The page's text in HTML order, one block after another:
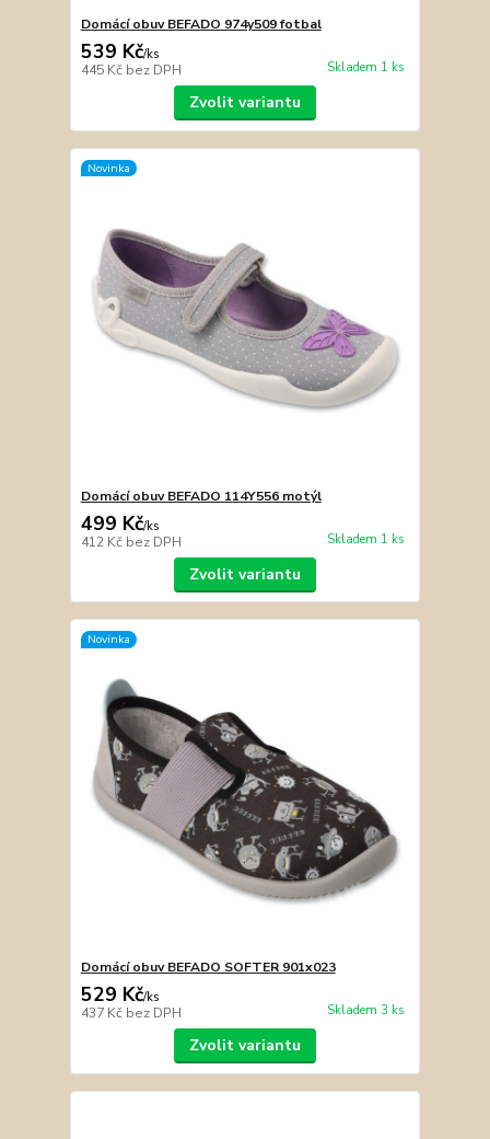
Domácí obuv BEFADO 974y509 fotbal
539 Kč/ks
445 Kč bez DPH Skladem 1 ks
Zvolit variantu
Novinka
Domácí obuv BEFADO 114Y556 motýl
499 Kč/ks
412 Kč bez DPH Skladem 1 ks
Zvolit variantu
Novinka
Domácí obuv BEFADO SOFTER 901x023
529 Kč/ks
437 Kč bez DPH Skladem 3 ks
Zvolit variantu